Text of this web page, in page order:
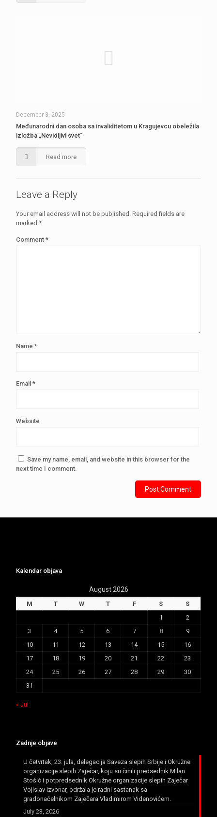
December 3, 2025
Međunarodni dan osoba sa invaliditetom u Kragujevcu obeležila
izložba „Nevidljivi svet“
Read more
Leave a Reply
Your email address will not be published. Required fields are
marked *
Comment *
Name *
Email *
Website
Save my name, email, and website in this browser for the
next time I comment.
Kalendar objava
August 2026
M T W T F S
S
1
2
3
4 5 6 7 8
9
10
11 12 13 14 15
16
17
18 19 20 21 22
23
24
25 26 27 28 29
30
31
« Jul
Zadnje objave
U četvrtak, 23. jula, delegacija Saveza slepih Srbije i Okružne
organizacije slepih Zaječar, koju su činili predsednik Milan
Stošić i potpredsednik Okružne organizacije slepih Zaječar
Vojislav Izvonar, održala je radni sastanak sa
gradonačelnikom Zaječara Vladimirom Videnovićem.
July 23, 2026